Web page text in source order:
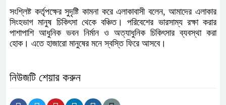
সংশ্লিষ্ট কর্তৃপক্ষের সুদৃষ্টি কামনা করে এলাকাবাসী বলেন, আমাদের এলাকার
সিংহভাগ মানুষ চিকিৎসা থেকে বঞ্চিত। পরিবেশের ভারসাম্য রক্ষা করার
পাশাপাশি আধুনিক ভবন নির্মান ও অত্যাধুনিক চিকিৎসার ব্যবস্থা করা
হোক। এতে হাজারো মানুষের মনে স্বস্তি ফিরে আসবে।
নিউজটি শেয়ার করুন